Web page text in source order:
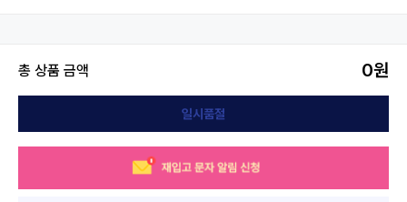
총 상품 금액 0원
일시품절